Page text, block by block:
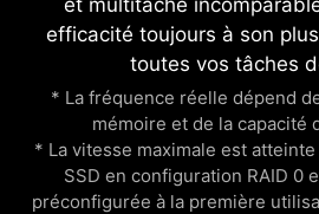
efficacité toujours à son
toutes vos tâches
* La fréquence réelle dépend
mémoire et de la capacité
* La vitesse maximale est
SSD en configuration RAID 0
préconfigurée à la première